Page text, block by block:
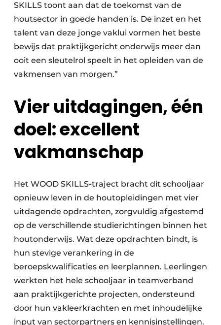
SKILLS toont aan dat de toekomst van de
houtsector in goede handen is. De inzet en het
talent van deze jonge vaklui vormen het beste
bewijs dat praktijkgericht onderwijs meer dan
ooit een sleutelrol speelt in het opleiden van de
vakmensen van morgen.”
Vier uitdagingen, één
doel: excellent
vakmanschap
Het WOOD SKILLS-traject bracht dit schooljaar
opnieuw leven in de houtopleidingen met vier
uitdagende opdrachten, zorgvuldig afgestemd
op de verschillende studierichtingen binnen het
houtonderwijs. Wat deze opdrachten bindt, is
hun stevige verankering in de
beroepskwalificaties en leerplannen. Leerlingen
werkten het hele schooljaar in teamverband
aan praktijkgerichte projecten, ondersteund
door hun vakleerkrachten en met inhoudelijke
input van sectorpartners en kennisinstellingen.